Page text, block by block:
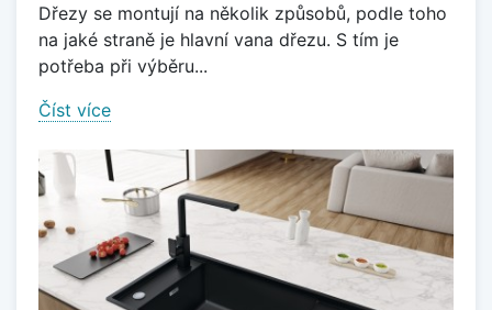
Dřezy se montují na několik způsobů, podle toho
na jaké straně je hlavní vana dřezu. S tím je
potřeba při výběru...
Číst více